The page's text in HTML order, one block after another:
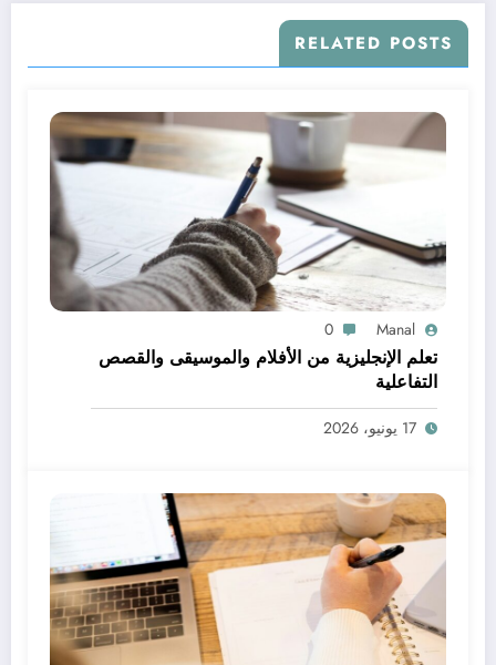
RELATED POSTS
Manal
0
تعلم الإنجليزية من الأفلام والموسيقى والقصص
التفاعلية
17 يونيو، 2026